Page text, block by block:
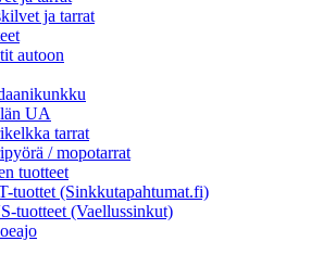
ja tarrat
autoon
UA
tarrat
/ mopotarrat
tuotteet
tuottet (Sinkkutapahtumat.fi)
tuotteet (Vaellussinkut)